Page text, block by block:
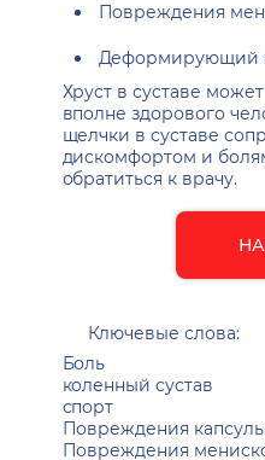
Повреждения
Деформирующий
Хруст в суставе
вполне здорового
щелчки в суставе
дискомфортом и
обратиться к врачу.
Ключевые слова:
Боль
коленный сустав
спорт
Повреждения
Повреждения